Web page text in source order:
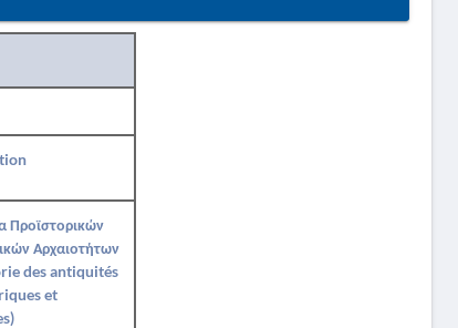
Προϊστορικών
Αρχαιοτήτων
des antiquités
et